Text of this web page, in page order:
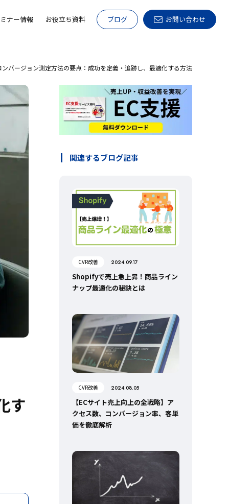
ナー情報 お役立ち資料 ブログ お問い合わせ
ンバージョン測定方法の要点：成功を定義・追跡し、最適化する方法
す
関連するブログ記事
CVR改善 2024.09.17
Shopifyで売上急上昇！商品ライン
ナップ最適化の秘訣とは
CVR改善 2024.08.05
【ECサイト売上向上の全戦略】ア
クセス数、コンバージョン率、客単
価を徹底解析